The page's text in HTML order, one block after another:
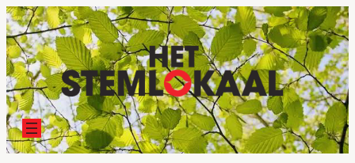
Ga
naar
de
inhoud